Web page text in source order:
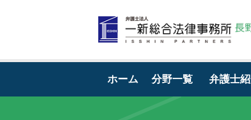
ホーム 分野一覧 弁護士